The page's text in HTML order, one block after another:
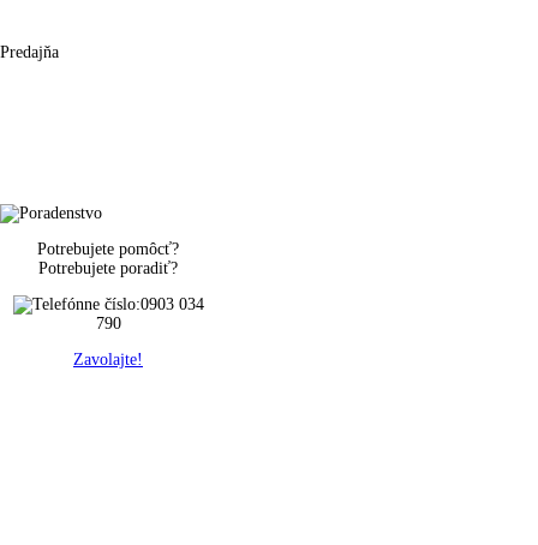
Predajňa
Potrebujete pomôcť?
Potrebujete poradiť?
0903 034
790
Zavolajte!